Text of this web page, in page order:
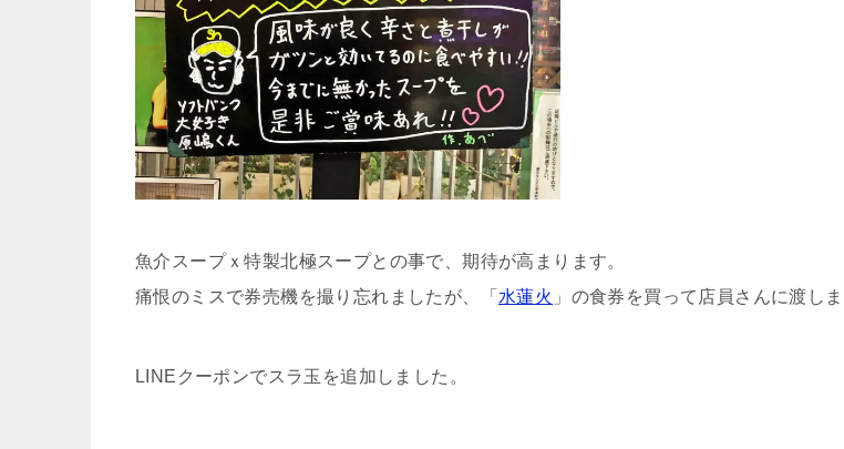
魚介スープｘ特製北極スープとの事で、期待が高まります。
痛恨のミスで券売機を撮り忘れましたが、「 水蓮火 」の食券を買って店員さんに渡しま
LINEクーポンでスラ玉を追加しました。